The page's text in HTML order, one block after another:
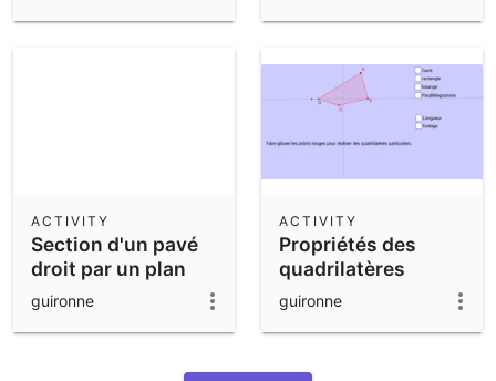
Section d'un pavé
droit par un plan
ACTIVITY
guironne
Propriétés des
quadrilatères
particuliers
ACTIVITY
guironne